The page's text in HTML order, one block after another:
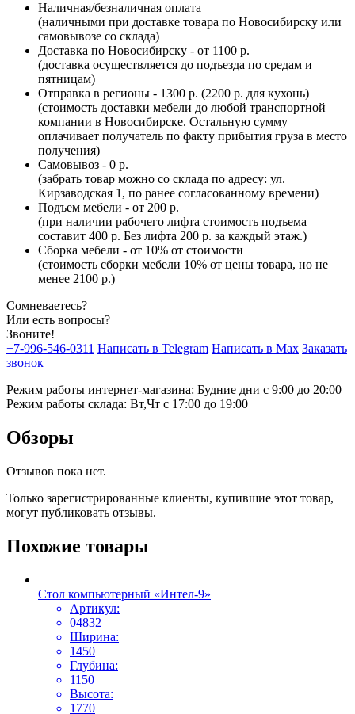
Наличная/безналичная оплата
(наличными при доставке товара по Новосибирску или
самовывозе со склада)
Доставка по Новосибирску - от 1100 р.
(доставка осуществляется до подъезда по средам и
пятницам)
Отправка в регионы - 1300 р. (2200 р. для кухонь)
(стоимость доставки мебели до любой транспортной
компании в Новосибирске. Остальную сумму
оплачивает получатель по факту прибытия груза в место
получения)
Самовывоз - 0 р.
(забрать товар можно со склада по адресу: ул.
Кирзаводская 1, по ранее согласованному времени)
Подъем мебели - от 200 р.
(при наличии рабочего лифта стоимость подъема
составит 400 р. Без лифта 200 р. за каждый этаж.)
Сборка мебели - от 10% от стоимости
(стоимость сборки мебели 10% от цены товара, но не
менее 2100 р.)
Сомневаетесь?
Или есть вопросы?
Звоните!
+7-996-546-0311 Написать в Telegram Написать в Max Заказать
звонок
Режим работы интернет-магазина: Будние дни с 9:00 до 20:00
Режим работы склада: Вт,Чт с 17:00 до 19:00
Обзоры
Отзывов пока нет.
Только зарегистрированные клиенты, купившие этот товар,
могут публиковать отзывы.
Похожие товары
Стол компьютерный «Интел-9»
Артикул:
04832
Ширина:
1450
Глубина:
1150
Высота:
1770